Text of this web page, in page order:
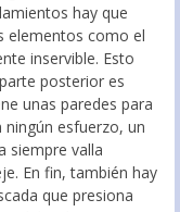
hay que
elementos como el
inservible. Esto
posterior es
unas paredes para
esfuerzo, un
siempre valla
En fin, también hay
que presiona